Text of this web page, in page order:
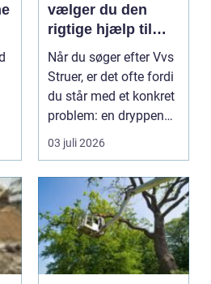
vælger du den
rigtige hjælp til
dine installationer
Når du søger efter Vvs
Struer, er det ofte fordi
du står med et konkret
problem: en dryppende
vandha...
03 juli 2026